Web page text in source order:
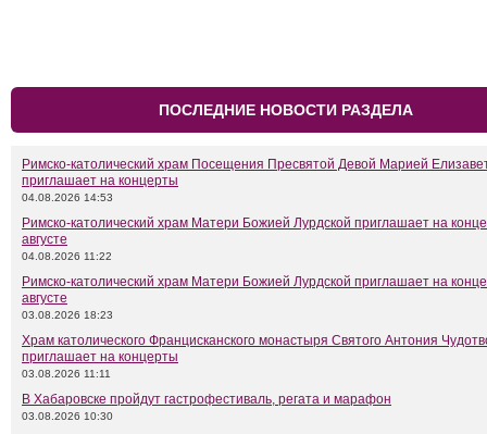
ПОСЛЕДНИЕ НОВОСТИ РАЗДЕЛА
Римско-католический храм Посещения Пресвятой Девой Марией
приглашает на концерты
04.08.2026 14:53
Римско-католический храм Матери Божией Лурдской приглашает на
августе
04.08.2026 11:22
Римско-католический храм Матери Божией Лурдской приглашает на
августе
03.08.2026 18:23
Храм католического Францисканского монастыря Святого Антония
приглашает на концерты
03.08.2026 11:11
В Хабаровске пройдут гастрофестиваль, регата и марафон
03.08.2026 10:30